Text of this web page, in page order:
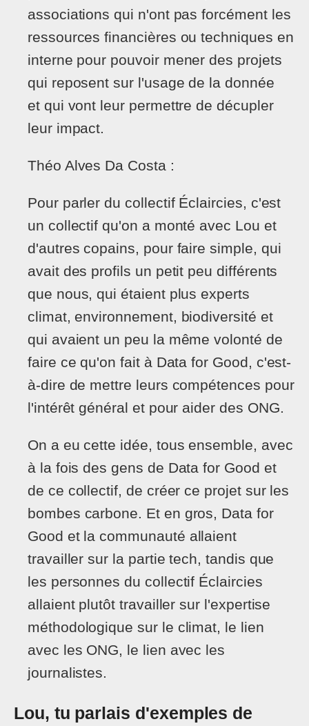
associations qui n'ont pas forcément les
ressources financières ou techniques en
interne pour pouvoir mener des projets
qui reposent sur l'usage de la donnée
et qui vont leur permettre de décupler
leur impact.
Théo Alves Da Costa :
Pour parler du collectif Éclaircies, c'est
un collectif qu'on a monté avec Lou et
d'autres copains, pour faire simple, qui
avait des profils un petit peu différents
que nous, qui étaient plus experts
climat, environnement, biodiversité et
qui avaient un peu la même volonté de
faire ce qu'on fait à Data for Good, c'est-
à-dire de mettre leurs compétences pour
l'intérêt général et pour aider des ONG.
On a eu cette idée, tous ensemble, avec
à la fois des gens de Data for Good et
de ce collectif, de créer ce projet sur les
bombes carbone. Et en gros, Data for
Good et la communauté allaient
travailler sur la partie tech, tandis que
les personnes du collectif Éclaircies
allaient plutôt travailler sur l'expertise
méthodologique sur le climat, le lien
avec les ONG, le lien avec les
journalistes.
Lou, tu parlais d'exemples de